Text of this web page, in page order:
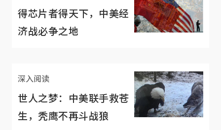
得芯片者得天下，中美经
济战必争之地
深入阅读
世人之梦：中美联手救苍
生，秃鹰不再斗战狼